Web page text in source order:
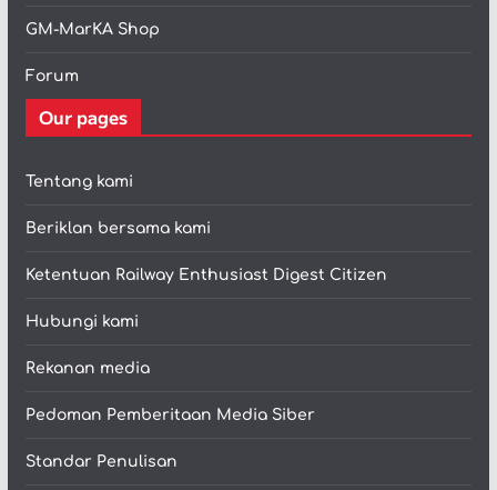
GM-MarKA Shop
Forum
Our pages
Tentang kami
Beriklan bersama kami
Ketentuan Railway Enthusiast Digest Citizen
Hubungi kami
Rekanan media
Pedoman Pemberitaan Media Siber
Standar Penulisan